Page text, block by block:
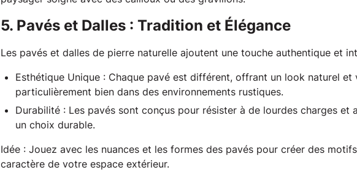
5. Pavés et Dalles : Tradition et Élégance
Les pavés et dalles de pierre naturelle ajoutent une touche authentique et
Esthétique Unique : Chaque pavé est différent, offrant un look naturel et
particulièrement bien dans des environnements rustiques.
Durabilité : Les pavés sont conçus pour résister à de lourdes charges et
un choix durable.
Idée : Jouez avec les nuances et les formes des pavés pour créer des
caractère de votre espace extérieur.